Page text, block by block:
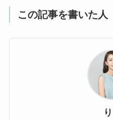
この記事を書いた人